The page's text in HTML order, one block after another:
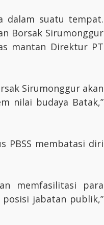
dalam suatu tempat.
Borsak Sirumonggur
mantan Direktur PT
Sirumonggur akan
nilai budaya Batak,”
PBSS membatasi diri
memfasilitasi para
jabatan publik,”